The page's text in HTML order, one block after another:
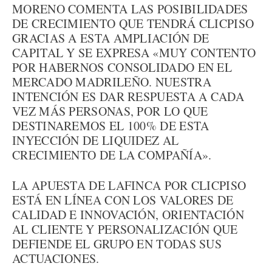
MORENO COMENTA LAS POSIBILIDADES
DE CRECIMIENTO QUE TENDRÁ CLICPISO
GRACIAS A ESTA AMPLIACIÓN DE
CAPITAL Y SE EXPRESA «MUY CONTENTO
POR HABERNOS CONSOLIDADO EN EL
MERCADO MADRILEÑO. NUESTRA
INTENCIÓN ES DAR RESPUESTA A CADA
VEZ MÁS PERSONAS, POR LO QUE
DESTINAREMOS EL 100% DE ESTA
INYECCIÓN DE LIQUIDEZ AL
CRECIMIENTO DE LA COMPAÑÍA».
LA APUESTA DE LAFINCA POR CLICPISO
ESTÁ EN LÍNEA CON LOS VALORES DE
CALIDAD E INNOVACIÓN, ORIENTACIÓN
AL CLIENTE Y PERSONALIZACIÓN QUE
DEFIENDE EL GRUPO EN TODAS SUS
ACTUACIONES.